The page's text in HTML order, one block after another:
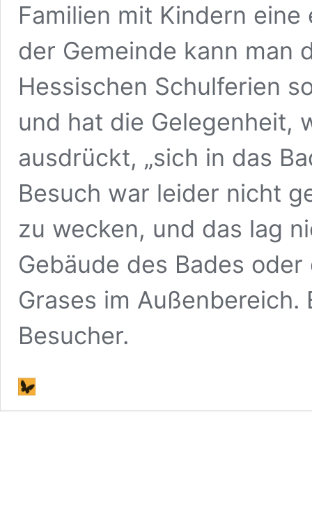
Familien mit Kindern
der Gemeinde kann man
Hessischen Schulferien
und hat die Gelegenheit,
ausdrückt, „sich in das
Besuch war leider nicht
zu wecken, und das lag
Gebäude des Bades
Grases im Außenbereich.
Besucher.